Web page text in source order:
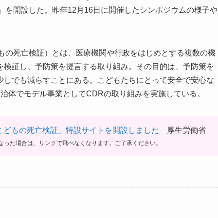
開設した。昨年12月16日に開催したシンポジウムの様子や
死亡検証）とは、医療機関や行政をはじめとする複数の機
証し、予防策を提言する取り組み。その目的は、予防策を
でも減らすことにある。こどもたちにとって安全で安心な
体でモデル事業としてCDRの取り組みを実施している。
もの死亡検証」特設サイトを開設しました 厚生労働省
た場合は、リンクで飛べなくなります。ご了承ください。